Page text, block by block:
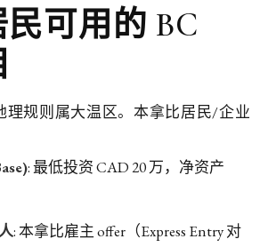
可用的 BC
理规则属大温区。本拿比居民/企业
: 最低投资 CAD 20 万，净资产
: 本拿比雇主 offer（Express Entry 对